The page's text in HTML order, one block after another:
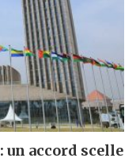
un accord scelle